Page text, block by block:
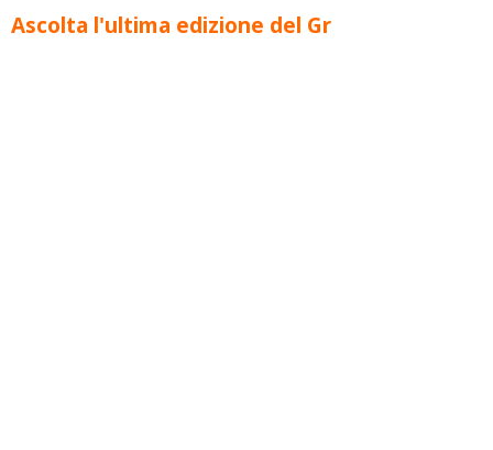
Ascolta l'ultima edizione del Gr